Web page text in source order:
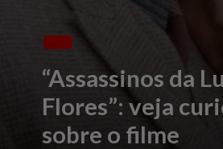
“Assassinos da
Flores”: veja
sobre o filme